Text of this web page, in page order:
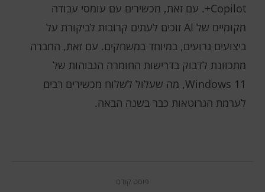
Copilot+. עם זאת, מכשירים עם עומסי עבודה
מקומיים של AI זוכים לעתים קרובות לביקורת על
ביצועים גרועים, במיוחד במשחקים. עם זאת, החברה
מתכוונת לדבוק בדרישות החומרה הגבוהות של
Windows 11, מה שעלול לשלוח מכשירים רבים
לערמת הגרוטאות כבר בשנה הבאה.
פוסט קודם